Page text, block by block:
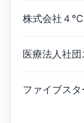
株式会社４℃
医療法人社
ファイブス